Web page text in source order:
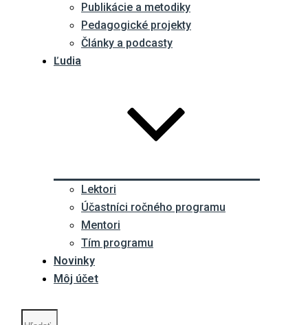
Publikácie a metodiky
Pedagogické projekty
Články a podcasty
Ľudia
Lektori
Účastníci ročného programu
Mentori
Tím programu
Novinky
Môj účet